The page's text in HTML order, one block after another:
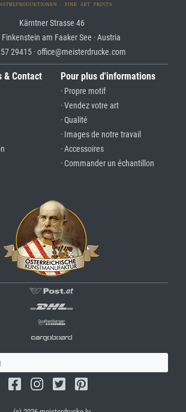
Kärntner Strasse 46
am Faaker See · Austria
29415 · office@meisterdrucke.com
& Contact Pour plus d'informations
· Propre motif
· Vendez votre art
· Qualité
· Images de notre travail
· Accessoires
· Commander un échantillon